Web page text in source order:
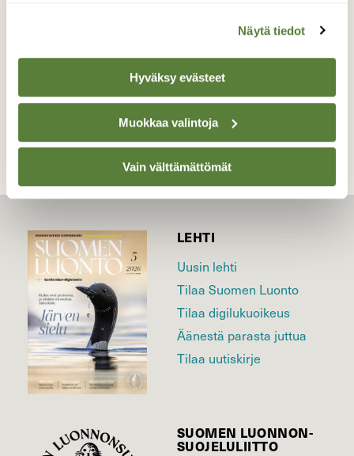
Näytä tiedot
Hyväksy evästeet
Muokkaa valintoja
Vain välttämättömät
TAKAISIN LISTAAN
LEHTI
Uusin lehti
Tilaa Suomen Luonto
Tilaa digilukuoikeus
Äänestä parasta juttua
Tilaa uutiskirje
SUOMEN LUONNON­
SUOJELU­LIITTO